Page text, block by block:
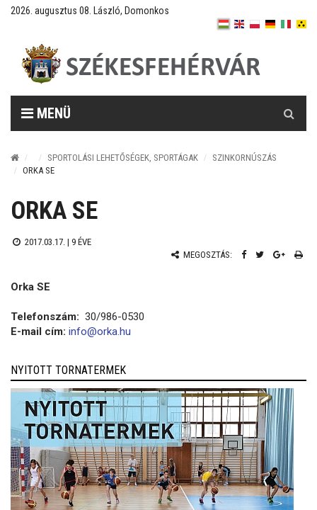
2026. augusztus 08. László, Domonkos
MENÜ
SPORTOLÁSI LEHETŐSÉGEK, SPORTÁGAK
SZINKORNÚSZÁS
ORKA SE
ORKA SE
2017.03.17. | 9 ÉVE
MEGOSZTÁS:
Orka SE
Telefonszám: 30/986-0530
E-mail cím: info@orka.hu
NYITOTT TORNATERMEK